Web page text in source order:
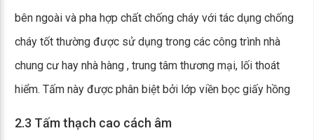
bên ngoài và pha hợp chất chống cháy với tác dụng chống
cháy tốt thường được sử dụng trong các công trình nhà
chung cư hay nhà hàng , trung tâm thương mại, lối thoát
hiểm. Tấm này được phân biệt bởi lớp viền bọc giấy hồng
2.3 Tấm thạch cao cách âm